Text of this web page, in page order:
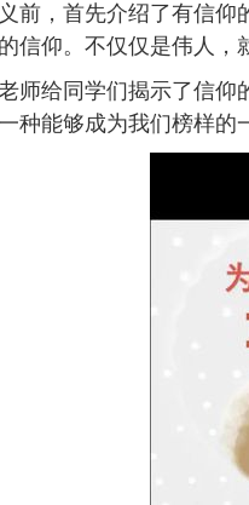
前，首先介绍了有信
信仰。不仅仅是伟人
师给同学们揭示了信
种能够成为我们榜样